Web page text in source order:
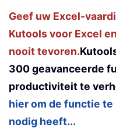
Geef uw Excel-
Kutools voor Excel
nooit tevoren.
300 geavanceerde
productiviteit te
hier om de functie
nodig heeft...